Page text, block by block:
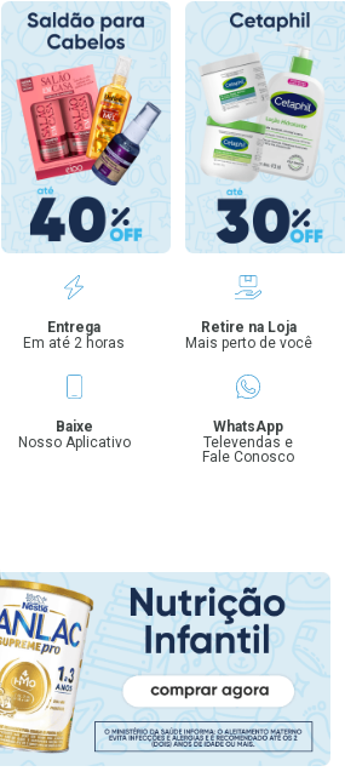
Entrega
Em até 2 horas
Retire na Loja
Mais perto de você
Baixe
Nosso Aplicativo
WhatsApp
Televendas e
Fale Conosco